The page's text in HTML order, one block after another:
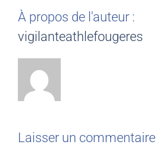
À propos de l'auteur :
vigilanteathlefougeres
Laisser un commentaire